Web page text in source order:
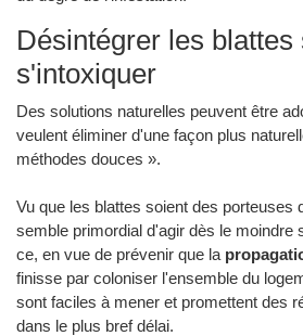
Désintégrer les blattes
s'intoxiquer
Des solutions naturelles peuvent être
veulent éliminer d'une façon plus
méthodes douces ».
Vu que les blattes soient des porteuses
semble primordial d'agir dès le moindre
ce, en vue de prévenir que la
finisse par coloniser l'ensemble du
sont faciles à mener et promettent des
dans le plus bref délai.